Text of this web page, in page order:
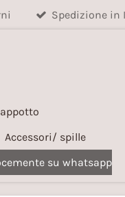
Spedizione in
Accessori/ spille
su whatsapp